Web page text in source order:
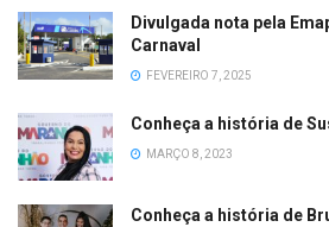
Divulgada nota pela
Carnaval
FEVEREIRO 7, 2025
Conheça a história de
MARÇO 8, 2023
Conheça a história de